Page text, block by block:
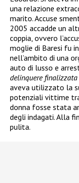
una relazione
marito. Accuse
2005 accadde un
coppia, ovvero
moglie di Baresi fu
nell’ambito di una
auto di lusso e
delinquere
aveva utilizzato la
potenziali vittime
donna fosse stata
degli indagati. Alla
pulita.